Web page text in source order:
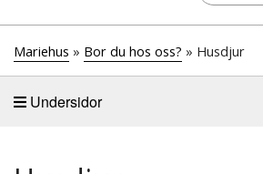
Mariehus » Bor du hos oss? » Husdjur
Undersidor